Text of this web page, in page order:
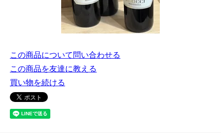
この商品について問い合わせる
この商品を友達に教える
買い物を続ける